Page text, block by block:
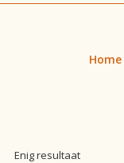
vloeren!
Home
Enig resultaat